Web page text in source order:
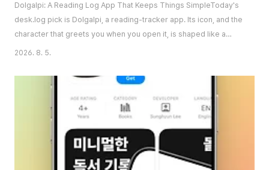
Dolgalpi: A Reading Log App That Keeps Things SimpleToday's
desk.log pick is Dolgalpi, a reading-tracker app. Its icon, and the
character that greets you when you open it, is shaped like a
small black stone — a nod to the name itself, which fuses
strength is a UI that stays simple without sacrificing usability. For
2026. 8. 5.